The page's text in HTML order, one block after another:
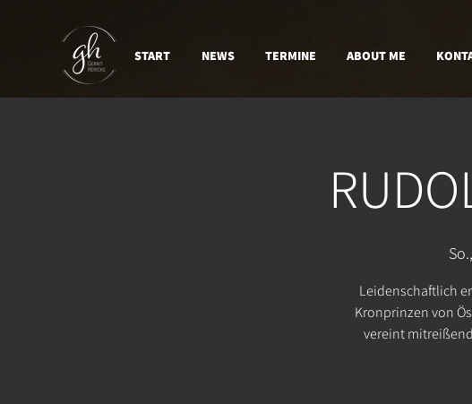
START NEWS TERMINE ABOUT ME
Leidenschaftlich
Kronprinzen von
vereint